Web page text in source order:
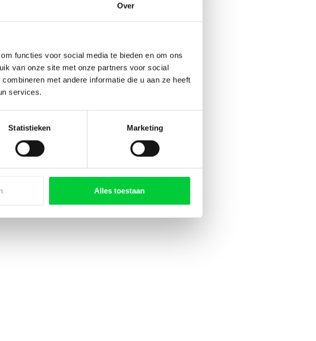
Over
functies voor social media te bieden en om ons
van onze site met onze partners voor social
met andere informatie die u aan ze heeft
services.
Statistieken Marketing
Alles toestaan